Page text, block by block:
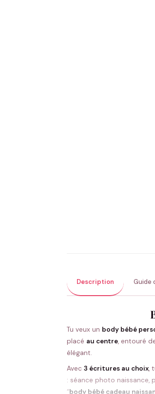
Description Guide
Tu veux un body bébé
placé au centre, entouré
élégant.
Avec 3 écritures au choix,
: séance photo naissance,
“body bébé cadeau